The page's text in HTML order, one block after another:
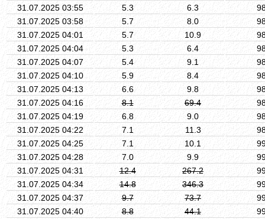
31.07.2025 03:55
5.3 6.3
31.07.2025 03:58
5.7 8.0
31.07.2025 04:01
5.7 10.9
31.07.2025 04:04
5.3 6.4
31.07.2025 04:07
5.4 9.1
31.07.2025 04:10
5.9 8.4
31.07.2025 04:13
6.6 9.8
31.07.2025 04:16
8.1 69.4
31.07.2025 04:19
6.8 9.0
31.07.2025 04:22
7.1 11.3
31.07.2025 04:25
7.1 10.1
31.07.2025 04:28
7.0 9.9
31.07.2025 04:31
12.4 267.2
31.07.2025 04:34
14.8 346.3
31.07.2025 04:37
9.7 73.7
31.07.2025 04:40
8.8 44.1